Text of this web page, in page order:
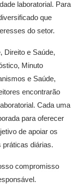
laboratorial. Para
que
do setor.
Direito e Saúde,
Minuto
e Saúde,
encontrarão
Cada uma
para oferecer
de apoiar os
práticas diárias.
compromisso